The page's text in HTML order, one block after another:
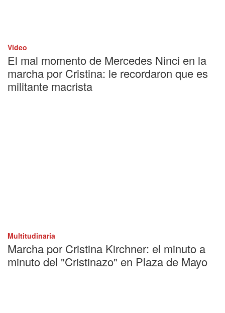
Video
El mal momento de Mercedes Ninci en la
marcha por Cristina: le recordaron que es
militante macrista
Multitudinaria
Marcha por Cristina Kirchner: el minuto a
minuto del "Cristinazo" en Plaza de Mayo